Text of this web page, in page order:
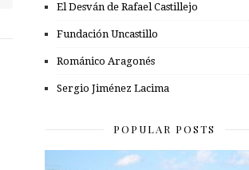
El Desván de Rafael Castillejo
Fundación Uncastillo
Románico Aragonés
Sergio Jiménez Lacima
POPULAR POSTS